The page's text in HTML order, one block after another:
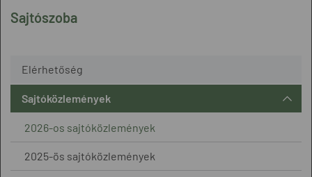
Sajtószoba
Elérhetőség
Sajtóközlemények
2026-os sajtóközlemények
2025-ös sajtóközlemények